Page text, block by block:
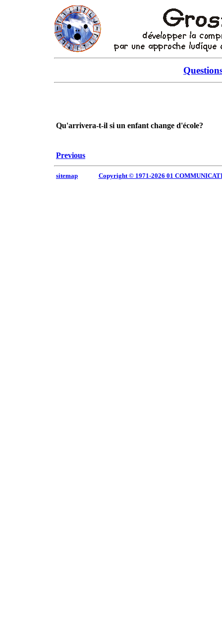
Qu'arrivera-t-il si un enfant change d'école?
Previous
sitemap Copyright © 1971-2026 01